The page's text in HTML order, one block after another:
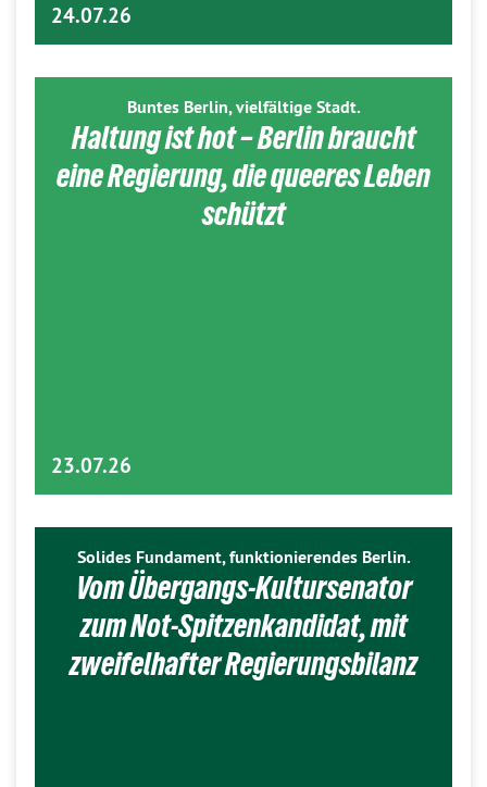
24.07.26
Buntes Berlin, vielfältige Stadt.
Haltung ist hot – Berlin braucht
eine Regierung, die queeres Leben
schützt
23.07.26
Solides Fundament, funktionierendes Berlin.
Vom Übergangs-Kultursenator
zum Not-Spitzenkandidat, mit
zweifelhafter Regierungsbilanz